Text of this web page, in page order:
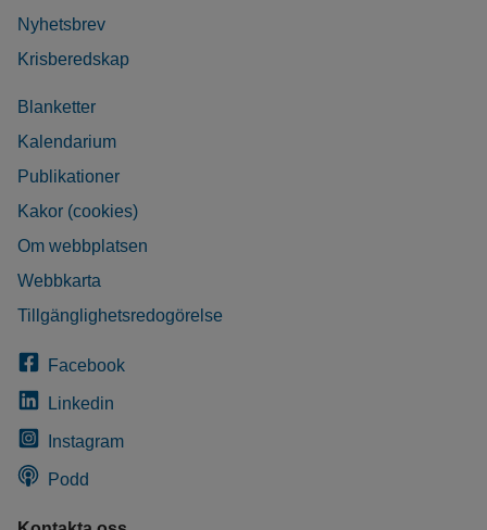
Nyhetsbrev
Krisberedskap
Blanketter
Kalendarium
Publikationer
Kakor (cookies)
Om webbplatsen
Webbkarta
Tillgänglighetsredogörelse
Facebook
Linkedin
Instagram
Podd